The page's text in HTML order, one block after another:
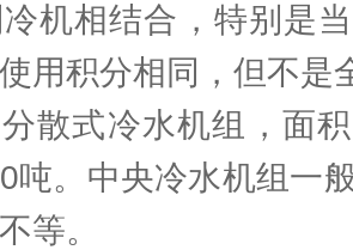
机相结合，特别是
用积分相同，但不是
式冷水机组，面积
吨。中央冷水机组一
等。